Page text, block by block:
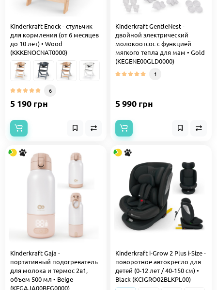
Kinderkraft Enock - стульчик
для кормления (от 6 месяцев
до 10 лет) • Wood
(KKKENOCNAT0000)
6
5 190 грн
Kinderkraft GentleNest -
двойной электрический
молокоотсос с функцией
мягкого тепла для мам • Gold
(KEGENE00GLD0000)
1
5 990 грн
Kinderkraft Gaja -
портативный подогреватель
для молока и термос 2в1,
объем 500 мл • Beige
(KEGAJA00BEG0000)
Kinderkraft i-Grow 2 Plus i-Size -
поворотное автокресло для
детей (0-12 лет / 40-150 см) •
Black (KCIGRO02BLKPL00)